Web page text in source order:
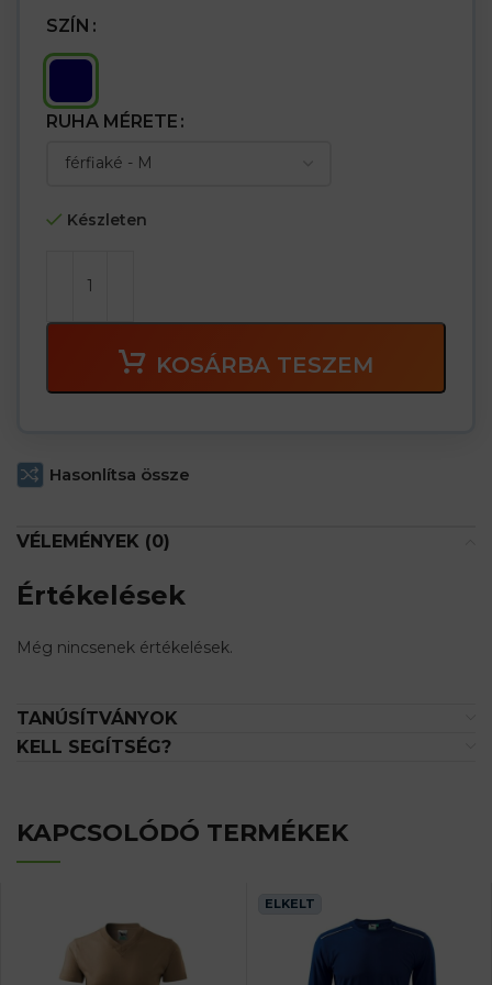
SZÍN
RUHA MÉRETE
Készleten
KOSÁRBA TESZEM
Hasonlítsa össze
VÉLEMÉNYEK (0)
Értékelések
Még nincsenek értékelések.
TANÚSÍTVÁNYOK
KELL SEGÍTSÉG?
KAPCSOLÓDÓ TERMÉKEK
ELKELT